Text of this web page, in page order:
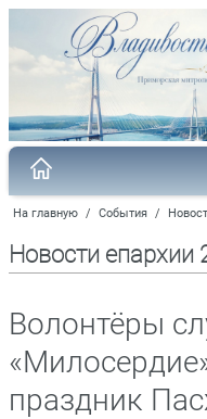
На главную / События /
Новости епархии
Волонтёры
праздник